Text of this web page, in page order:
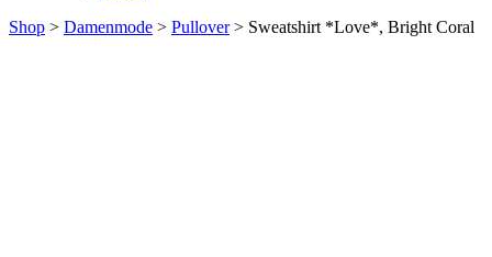
Shop > Damenmode > Pullover> Sweatshirt *Love*, Bright Coral